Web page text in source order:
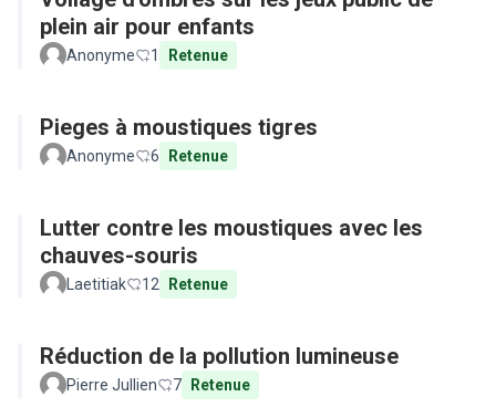
plein air pour enfants
Anonyme 1 Retenue
Pieges à moustiques tigres
Anonyme 6 Retenue
Lutter contre les moustiques avec les
chauves-souris
Laetitiak 12 Retenue
Réduction de la pollution lumineuse
Pierre Jullien 7 Retenue